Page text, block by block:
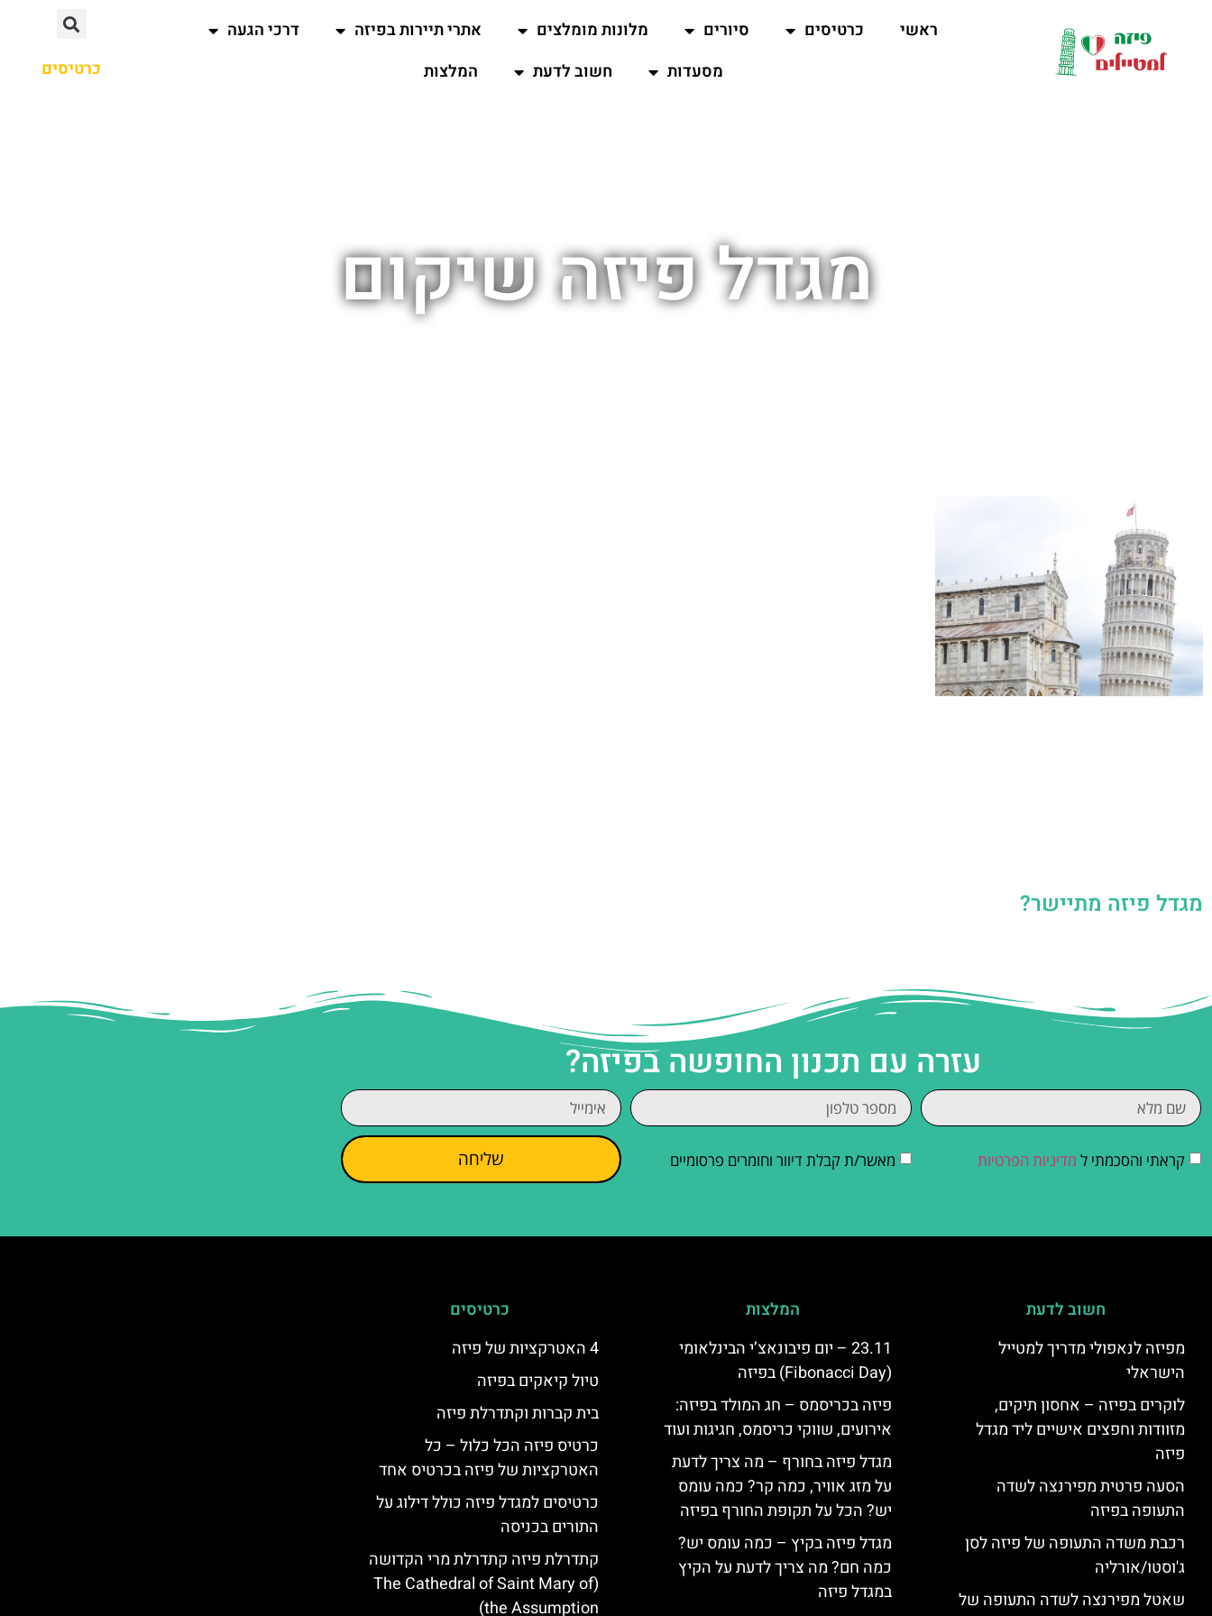
ראשי כרטיסים סיורים מלונות מומלצים אתרי תיירות בפיזה
דרכי הגעה
מסעדות
חשוב לדעת המלצות כרטיסים
מגדל פיזה שיקום
מגדל פיזה מתיישר?
עזרה עם תכנון החופשה בפיזה?
קראתי והסכמתי ל מדיניות הפרטיות מאשר/ת קבלת דיוור וחומרים פרסומיים שליחה
חשוב לדעת
מפיזה לנאפולי מדריך למטייל
הישראלי
לוקרים בפיזה – אחסון תיקים,
מזוודות וחפצים אישיים ליד מגדל
פיזה
הסעה פרטית מפירנצה לשדה
התעופה בפיזה
רכבת משדה התעופה של פיזה לסן
ג'וסטו/אורליה
שאטל מפירנצה לשדה התעופה של
המלצות
23.11 – יום פיבונאצ’י הבינלאומי
(Fibonacci Day) בפיזה
פיזה בכריסמס – חג המולד בפיזה:
אירועים, שווקי כריסמס, חגיגות ועוד
מגדל פיזה בחורף – מה צריך לדעת
על מזג אוויר, כמה קר? כמה עומס
יש? הכל על תקופת החורף בפיזה
מגדל פיזה בקיץ – כמה עומס יש?
כמה חם? מה צריך לדעת על הקיץ
במגדל פיזה
כרטיסים
4 האטרקציות של פיזה
טיול קיאקים בפיזה
בית קברות וקתדרלת פיזה
כרטיס פיזה הכל כלול – כל
האטרקציות של פיזה בכרטיס אחד
כרטיסים למגדל פיזה כולל דילוג על
התורים בכניסה
קתדרלת פיזה קתדרלת מרי הקדושה
(The Cathedral of Saint Mary of
the Assumption)